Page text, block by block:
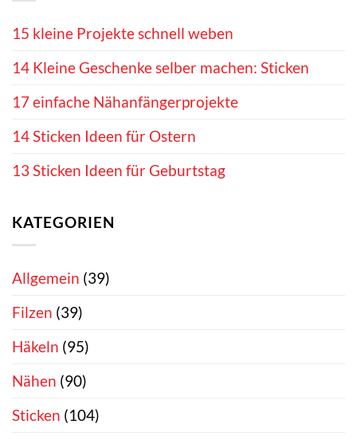
15 kleine Projekte schnell weben
14 Kleine Geschenke selber machen: Sticken
17 einfache Nähanfängerprojekte
14 Sticken Ideen für Ostern
13 Sticken Ideen für Geburtstag
KATEGORIEN
Allgemein (39)
Filzen (39)
Häkeln (95)
Nähen (90)
Sticken (104)